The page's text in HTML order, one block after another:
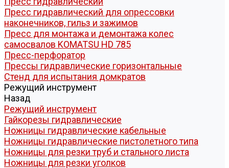
Пресс гидравлический для опрессовки
наконечников, гильз и зажимов
Пресс для монтажа и демонтажа колес
самосвалов KOMATSU HD 785
Пресс-перфоратор
Прессы гидравлические горизонтальные
Стенд для испытания домкратов
Режущий инструмент
Назад
Режущий инструмент
Гайкорезы гидравлические
Ножницы гидравлические кабельные
Ножницы гидравлические пистолетного типа
Ножницы для резки труб и стального листа
Ножницы для резки уголков